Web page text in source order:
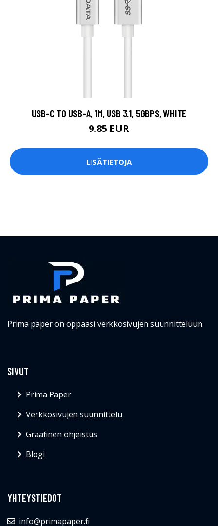
USB-C TO USB-A, 1M, USB 3.1, 5GBPS, WHITE
9.85 EUR
LISÄTIETOJA
Prima paper on oppaasi verkkosivujen suunnitteluun.
SIVUT
Prima Paper
Verkkosivujen suunnittelu
Graafinen ohjeistus
Blogi
YHTEYSTIEDOT
info@primapaper.fi